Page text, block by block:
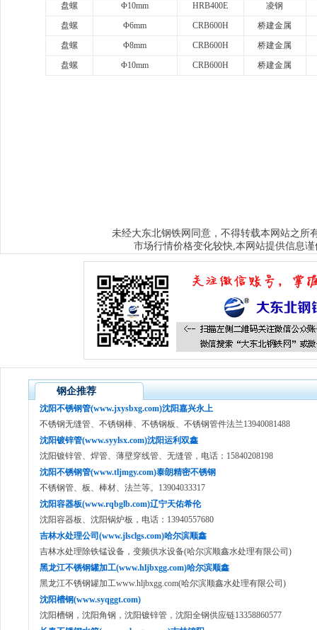
盘螺
Φ10mm HRB400E
凌钢
盘螺
Φ6mm CRB600H
桥建金属
盘螺
Φ8mm CRB600H
桥建金属
盘螺
Φ10mm CRB600H 桥建金属
未经大东北钢铁网 同意，不得转载本网站之所
市场行情价格变化较快,本网站提供信息
钢企推荐
沈阳不锈钢管(www.jxysbxg.com)沈阳嘉兴永上
不锈钢无缝管、不锈钢棒、不锈钢板、不锈钢管件法兰13940081488
沈阳镀锌管(www.syylsx.com)沈阳运利双鑫
沈阳镀锌管、焊管、薄壁穿线管、无缝管，电话：15840208198
沈阳不锈钢管(www.tljmgy.com)泰朗精密不锈钢
不锈钢管、板、棒材、法兰等。13904033317
沈阳容器板(www.rqbglb.com)辽宁天佑希伦
沈阳容器板、沈阳锅炉板，电话：13940557680
吉林水处理公司(www.jlsclgs.com)哈尔滨顺鑫
吉林水处理除铁锰设备，变频供水设备(哈尔滨顺鑫水处理有限公司)
黑龙江不锈钢罐加工(www.hljbxgg.com)哈尔滨顺鑫
黑龙江不锈钢罐加工www.hljbxgg.com(哈尔滨顺鑫水处理有限公司)
沈阳槽钢(www.syqggt.com)
沈阳槽钢，沈阳角钢，沈阳镀锌管，沈阳全钢供应链13358860577